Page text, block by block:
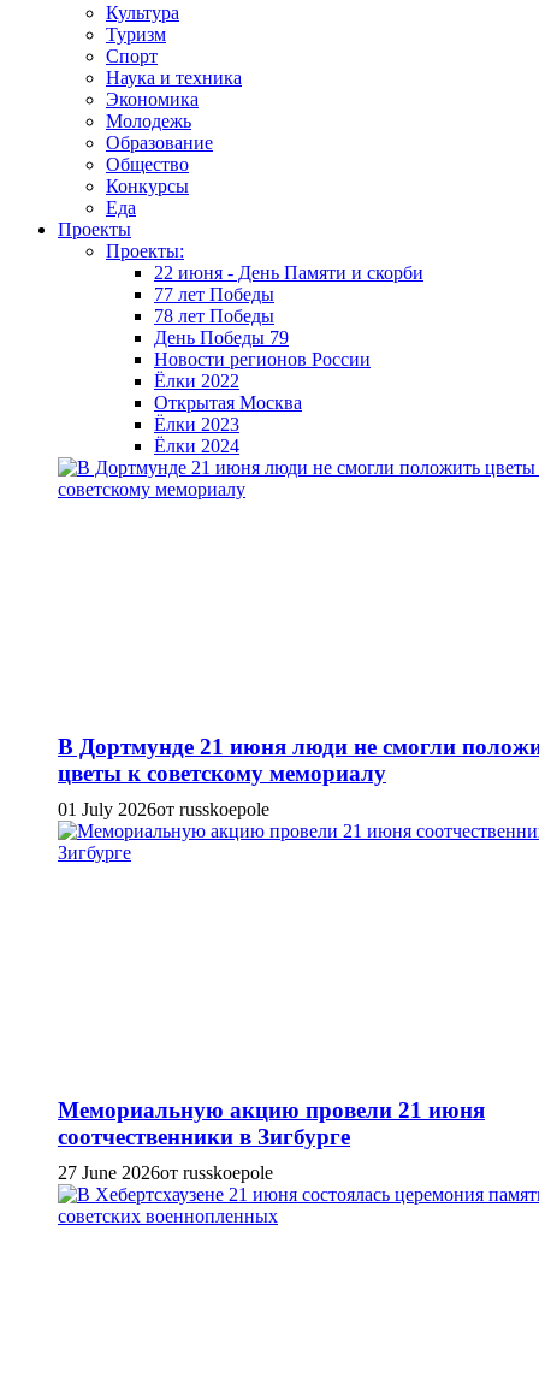
Культура
Туризм
Спорт
Наука и техника
Экономика
Молодежь
Образование
Общество
Конкурсы
Еда
Проекты
Проекты:
22 июня - День Памяти и скорби
77 лет Победы
78 лет Победы
День Победы 79
Новости регионов России
Ёлки 2022
Открытая Москва
Ёлки 2023
Ёлки 2024
В Дортмунде 21 июня люди не смогли
цветы к советскому мемориалу
01 July 2026от russkoepole
Мемориальную акцию провели 21 июня
соотчественники в Зигбурге
27 June 2026от russkoepole